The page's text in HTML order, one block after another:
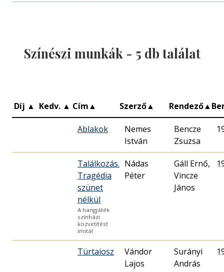
Színészi munkák - 5 db találat
Díj ▲ Kedv. ▲ Cím▲ Szerző▲ Rendező▲
Ablakok
Nemes
István
Bencze
Zsuzsa
Találkozás.
Tragédia
szünet
nélkül
A hangjáték
színházi
közvetítést
imitál
Nádas
Péter
Gáll Ernő,
Vincze
János
Türtaiosz
Vándor
Lajos
Surányi
András